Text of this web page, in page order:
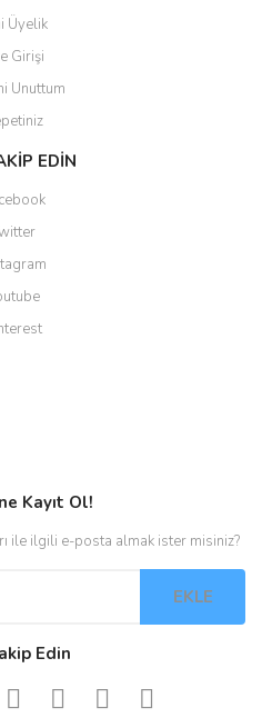
Üyelik
Girişi
Unuttum
EDİN
Kayıt Ol!
ile ilgili e-posta almak ister misiniz?
EKLE
Edin